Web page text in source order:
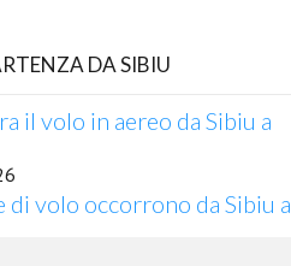
DA SIBIU
il volo in aereo da Sibiu a
di volo occorrono da Sibiu a